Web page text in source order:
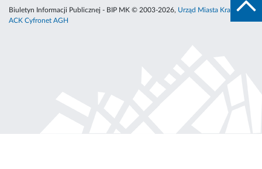
Biuletyn Informacji Publicznej - BIP MK © 2003-2026, Urząd Miasta Krakowa
ACK Cyfronet AGH